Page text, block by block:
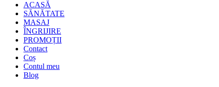
ACASĂ
SĂNĂTATE
MASAJ
ÎNGRIJIRE
PROMOȚII
Contact
Coș
Contul meu
Blog